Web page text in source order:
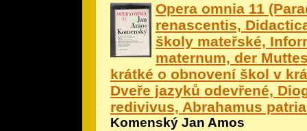
Opera omnia 11
renascentis,
školy mateřské,
maternum, der
krátké o obnovení škol v
Dveře jazyků odevřené,
redivivus, Abrahamus
Komenský Jan Amos